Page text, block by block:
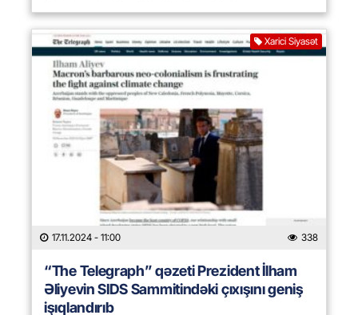
Xarici Siyasət
17.11.2024 - 11:00 338
“The Telegraph” qəzeti Prezident İlham
Əliyevin SIDS Sammitindəki çıxışını geniş
işıqlandırıb